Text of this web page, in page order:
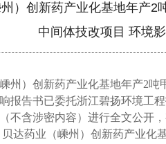
· 奥福民
· 贝泽汀
）创新药产业化基地年产
中间体技改项目 环境
州）创新药产业化基地年产2吨
报告书已委托浙江碧扬环境工
不含涉密内容）进行全文公开，
贝达药业（嵊州）创新药产业化